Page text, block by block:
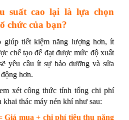
suất cao lại là lựa chọn
chức của bạn?
giúp tiết kiệm năng lượng hơn, ít
chế tạo để đạt được mức độ xuất
yêu cầu ít sự bảo dưỡng và sửa
hơn.
xét công thức tính tổng chi phí
thác máy nén khí như sau:
Giá mua + chi phí tiêu thụ năng